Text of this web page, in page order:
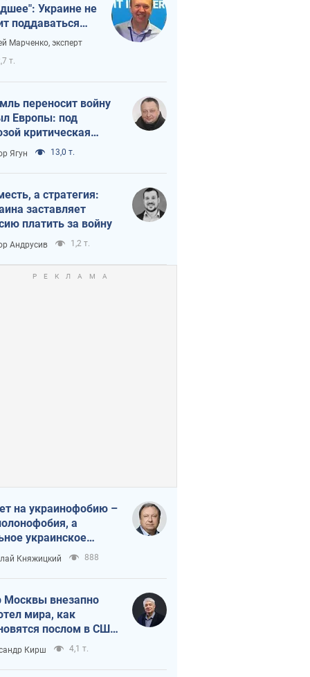
Украине не
поддаваться
из-за
Марченко, эксперт
т.
переносит войну
Европы: под
критическая
Ягун 13,0 т.
а стратегия:
заставляет
платить за войну
Андрусив 1,2 т.
на украинофобию –
а
украинское
Княжицкий 888
Москвы внезапно
мира, как
послом в США
украинские топ-
Кирш 4,1 т.